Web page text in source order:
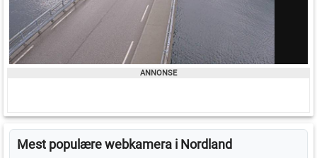
Mest populære webkamera i Nordland